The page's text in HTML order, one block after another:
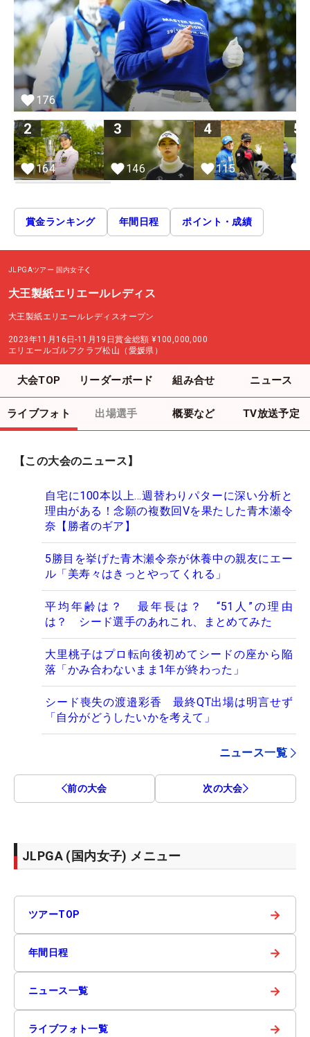
176
2
164
3
146
4
115
5
賞金ランキング 年間日程 ポイント・成績
JLPGAツアー 国内女子
大王製紙エリエールレディス
大王製紙エリエールレディスオープン
2023年11月16日-11月19日賞金総額 ¥100,000,000
エリエールゴルフクラブ松山（愛媛県）
大会TOP リーダーボード 組み合せ ニュース
ライブフォト 出場選手 概要など TV放送予定
【この大会のニュース】
自宅に100本以上…週替わりパターに深い分析と
理由がある！念願の複数回Vを果たした青木瀬令
奈【勝者のギア】
5勝目を挙げた青木瀬令奈が休養中の親友にエー
ル「美寿々はきっとやってくれる」
平均年齢は？ 最年長は？ “51人”の理由
は？ シード選手のあれこれ、まとめてみた
大里桃子はプロ転向後初めてシードの座から陥
落「かみ合わないまま1年が終わった」
シード喪失の渡邉彩香 最終QT出場は明言せず
「自分がどうしたいかを考えて」
ニュース一覧
前の大会 次の大会
JLPGA (国内女子) メニュー
ツアーTOP →
年間日程 →
ニュース一覧 →
ライブフォト一覧 →